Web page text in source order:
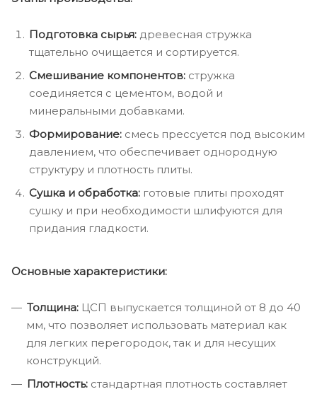
Подготовка сырья: древесная стружка
тщательно очищается и сортируется.
Смешивание компонентов: стружка
соединяется с цементом, водой и
минеральными добавками.
Формирование: смесь прессуется под высоким
давлением, что обеспечивает однородную
структуру и плотность плиты.
Сушка и обработка: готовые плиты проходят
сушку и при необходимости шлифуются для
придания гладкости.
Основные характеристики:
Толщина: ЦСП выпускается толщиной от 8 до 40
мм, что позволяет использовать материал как
для легких перегородок, так и для несущих
конструкций.
Плотность: стандартная плотность составляет